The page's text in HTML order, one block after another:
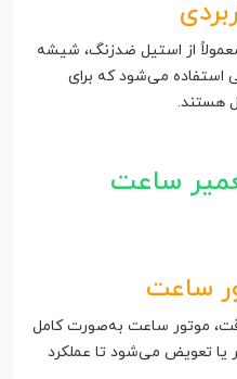
از استیل ضدزنگ، شیشه
استفاده می‌شود که برای
هستند.
ساعت
ساعت
موتور ساعت به‌صورت کامل
یا تعویض می‌شود تا عملکرد